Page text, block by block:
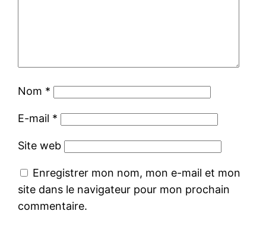
Nom *
E-mail *
Site web
Enregistrer mon nom, mon e-mail et mon
site dans le navigateur pour mon prochain
commentaire.